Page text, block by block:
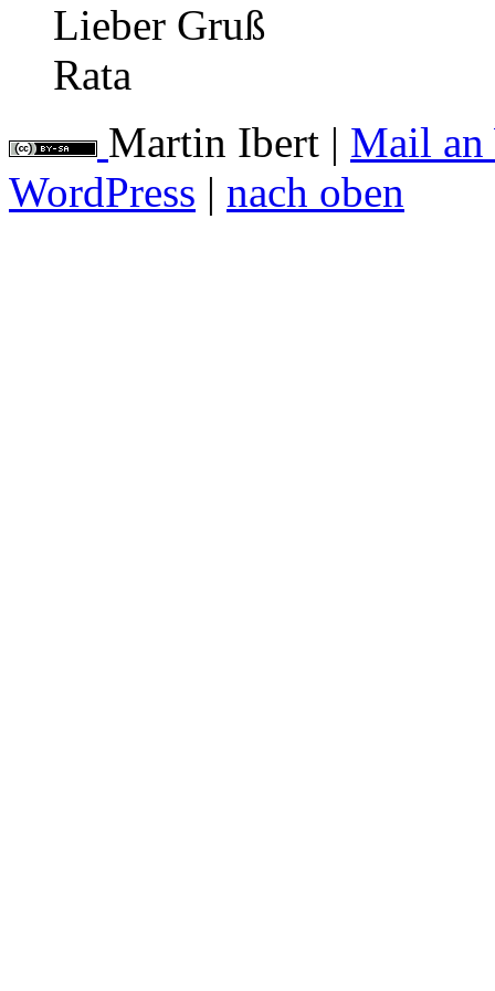
Lieber Gruß
Rata
Martin Ibert | Mail an
WordPress | nach oben